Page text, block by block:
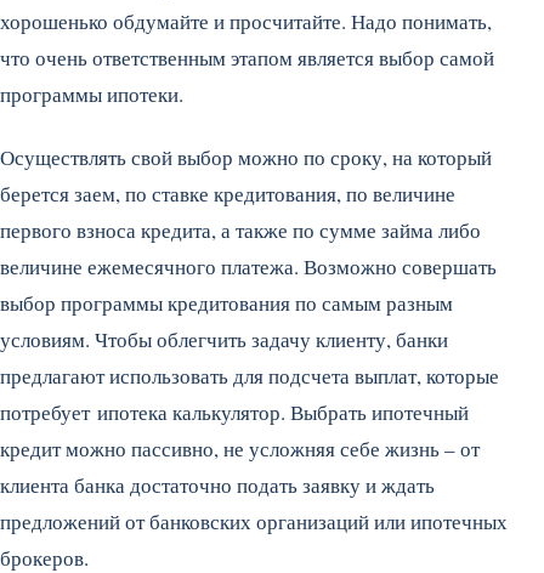
хорошенько обдумайте и просчитайте. Надо понимать,
что очень ответственным этапом является выбор самой
программы ипотеки.
Осуществлять свой выбор можно по сроку, на который
берется заем, по ставке кредитования, по величине
первого взноса кредита, а также по сумме займа либо
величине ежемесячного платежа. Возможно совершать
выбор программы кредитования по самым разным
условиям. Чтобы облегчить задачу клиенту, банки
предлагают использовать для подсчета выплат, которые
потребует ипотека калькулятор. Выбрать ипотечный
кредит можно пассивно, не усложняя себе жизнь – от
клиента банка достаточно подать заявку и ждать
предложений от банковских организаций или ипотечных
брокеров.